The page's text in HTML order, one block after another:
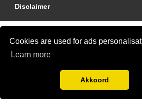
Cookies are used for ads
Learn more
Akkoord
Disclaimer